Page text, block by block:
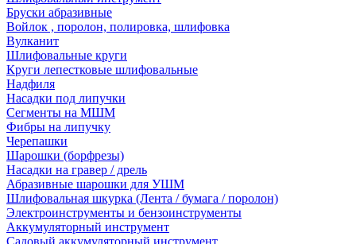
Бруски абразивные
Войлок , поролон, полировка, шлифовка
Вулканит
Шлифовальные круги
Круги лепестковые шлифовальные
Надфиля
Насадки под липучки
Сегменты на МШМ
Фибры на липучку
Черепашки
Шарошки (борфрезы)
Насадки на гравер / дрель
Абразивные шарошки для УШМ
Шлифовальная шкурка (Лента / бумага / поролон)
Электроинструменты и бензоинструменты
Аккумуляторный инструмент
Садовый аккумуляторный инструмент